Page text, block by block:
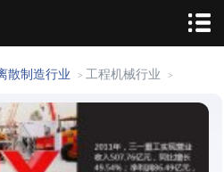
散制造行业 > 工程机械行业 >